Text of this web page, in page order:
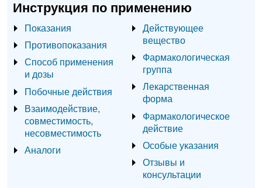
Инструкция по применению
Показания
Противопоказания
Способ применения
и дозы
Побочные действия
Взаимодействие,
совместимость,
несовместимость
Аналоги
Действующее
вещество
Фармакологическая
группа
Лекарственная
форма
Фармакологическое
действие
Особые указания
Отзывы и
консультации